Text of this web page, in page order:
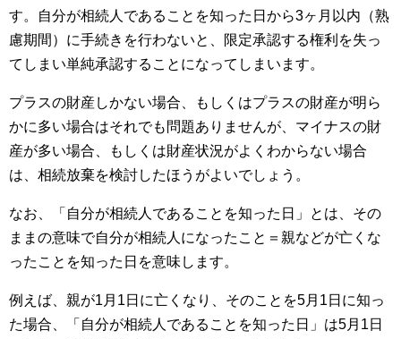
す。自分が相続人であることを知った日から3ヶ月以内（熟
慮期間）に手続きを行わないと、限定承認する権利を失っ
てしまい単純承認することになってしまいます。
プラスの財産しかない場合、もしくはプラスの財産が明ら
かに多い場合はそれでも問題ありませんが、マイナスの財
産が多い場合、もしくは財産状況がよくわからない場合
は、相続放棄を検討したほうがよいでしょう。
なお、「自分が相続人であることを知った日」とは、その
ままの意味で自分が相続人になったこと＝親などが亡くな
ったことを知った日を意味します。
例えば、親が1月1日に亡くなり、そのことを5月1日に知っ
た場合、「自分が相続人であることを知った日」は5月1日